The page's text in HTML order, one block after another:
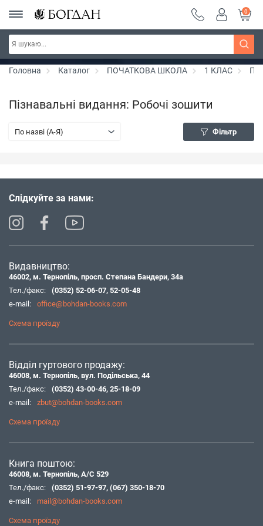
Серія "Вандербікери" ~ знижка 25%
0
Головна Каталог ПОЧАТКОВА ШКОЛА 1 КЛАС
Пізнавальні видання: Робочі зошити
По назві (A-Я) Фільтр
Слідкуйте за нами:
Видавництво:
46002, м. Тернопіль, просп. Степана Бандери, 34а
Тел./факс:
(0352) 52-06-07, 52-05-48
e-mail:
office@bohdan-books.com
Схема проїзду
Відділ гуртового продажу:
46008, м. Тернопіль, вул. Подільська, 44
Тел./факс:
(0352) 43-00-46, 25-18-09
e-mail:
zbut@bohdan-books.com
Схема проїзду
Книга поштою:
46008, м. Тернопіль, А/С 529
Тел./факс:
(0352) 51-97-97, (067) 350-18-70
e-mail:
mail@bohdan-books.com
Схема проїзду